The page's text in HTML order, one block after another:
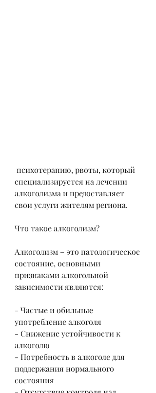
специализируется на лечении
алкоголизма и предоставляет
свои услуги жителям региона.
Что такое алкоголизм?
Алкоголизм – это патологическое
состояние, основными
признаками алкогольной
зависимости являются:
- Частые и обильные
употребление алкоголя
- Снижение устойчивости к
алкоголю
- Потребность в алкоголе для
поддержания нормального
состояния